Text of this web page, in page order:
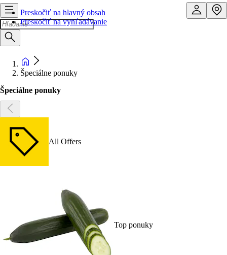
Preskočiť na hlavný obsah
Preskočiť na vyhľadávanie
Špeciálne ponuky
Špeciálne ponuky
All Offers
Top ponuky